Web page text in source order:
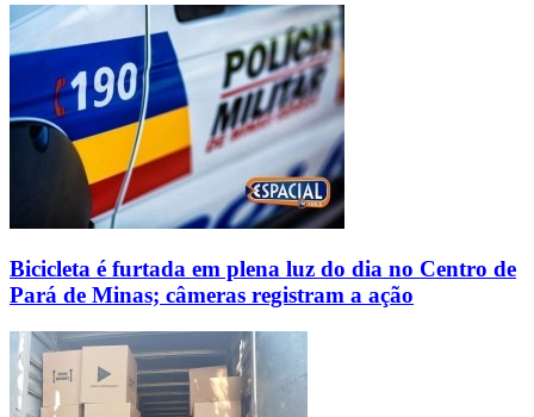
Bicicleta é furtada em plena luz do dia no Centro de
Pará de Minas; câmeras registram a ação